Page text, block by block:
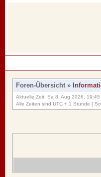
Foren-Übersicht »
Aktuelle Zeit: Sa 8. Aug 2026, 19:45
Alle Zeiten sind UTC + 1 Stunde [